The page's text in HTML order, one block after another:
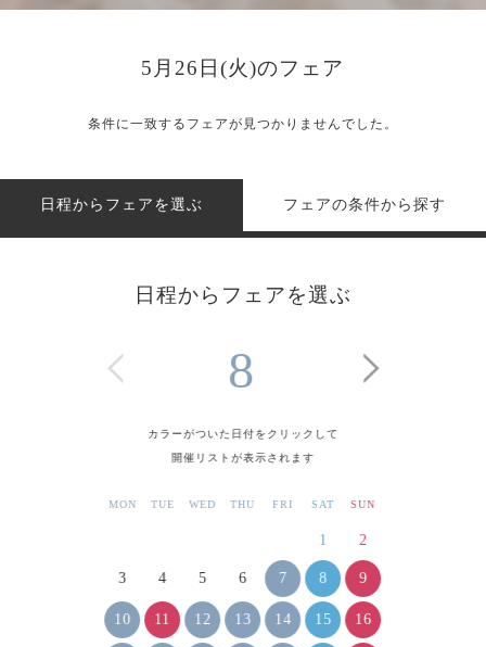
5月26日(火)のフェア
条件に一致するフェアが見つかりませんでした。
日程からフェアを選ぶ フェアの条件から探す
日程からフェアを選ぶ
8
カラーがついた日付をクリックして
開催リストが表示されます
MON TUE WED THU FRI SAT SUN
1 2
3 4 5 6 7 8 9
10 11 12 13 14 15 16